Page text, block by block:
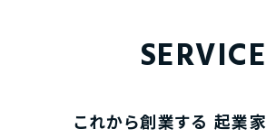
SERVICE
これから創業する 起業